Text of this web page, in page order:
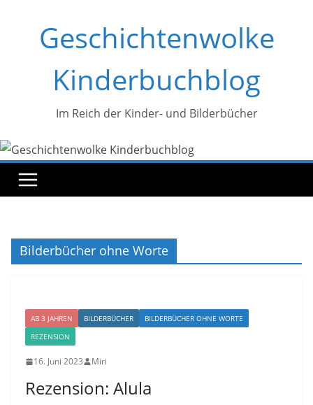
springenGeschichtenwolke
Kinderbuchblog
Im Reich der Kinder- und Bilderbücher
Bilderbücher ohne Worte
AB 3 JAHREN BILDERBÜCHER
BILDERBÜCHER OHNE WORTE
REZENSION
16. Juni 2023 Miri
Rezension: Alula